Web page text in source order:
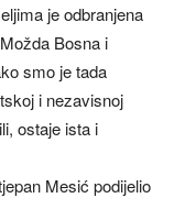
je odbranjena
Bosna i
smo je tada
i nezavisnoj
ostaje ista i
Mesić podijelio